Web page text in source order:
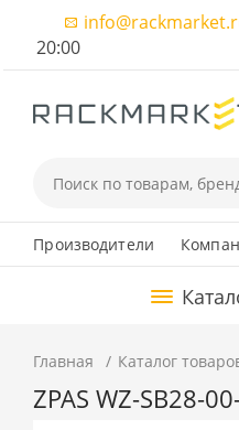
20:00
Производители
Главная Каталог
ZPAS WZ-SB28-